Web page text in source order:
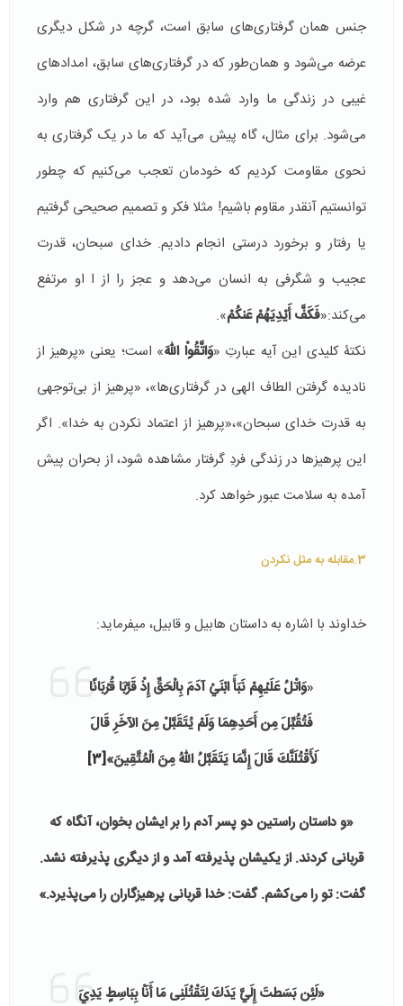
جنس همان گرفتاری‌های سابق است، گرچه در شکل دیگری
عرضه می‌شود و همان‌طور که در گرفتاری‌های سابق، امدادهای
غیبی در زندگی ما وارد شده بود، در این گرفتاری هم وارد
می‌شود. برای مثال، گاه پیش می‌­آید که ما در یک گرفتاری به
نحوی مقاومت کردیم که خودمان تعجب می‌کنیم که چطور
توانستیم آنقدر مقاوم باشیم! مثلا فکر و تصمیم صحیحی گرفتیم
یا رفتار و برخورد درستی انجام دادیم. خدای سبحان، قدرت
عجیب و شگرفی به انسان می‌دهد و عجز را از ا او مرتفع
می‌کند:«فَكَفَّ أَيْدِيَهُمْ عَنكُمْ».
نکتۀ کلیدی این آیه عبارتِ «وَاتَّقُواْ اللّهَ» است؛ یعنی «پرهیز از
نادیده‌ گرفتن الطاف الهی در گرفتاری‌ها»، «پرهیز از بی‌توجهی
به قدرت خدای سبحان»،«پرهیز از اعتماد نکردن به خدا». اگر
این پرهیزها در زندگی فردِ گرفتار مشاهده شود، از بحران پیش
آمده به سلامت عبور خواهد کرد.
3.مقابله به مثل نکردن
خداوند با اشاره به داستان هابیل و قابیل، می­فرماید:
«وَاتْلُ عَلَيْهِمْ نَبَأَ ابْنَيْ آدَمَ بِالْحَقِّ إِذْ قَرَّبَا قُرْبَانًا
فَتُقُبِّلَ مِن أَحَدِهِمَا وَلَمْ يُتَقَبَّلْ مِنَ الآخَرِ قَالَ
لَأَقْتُلَنَّكَ قَالَ إِنَّمَا يَتَقَبَّلُ اللّهُ مِنَ الْمُتَّقِينَ»[3]
«و داستان راستين دو پسر آدم را بر ايشان بخوان، آنگاه كه
قربانى كردند. از يكيشان پذيرفته آمد و از ديگرى پذيرفته نشد.
گفت: تو را مى‌كشم. گفت: خدا قربانى پرهيزگاران را مى‌پذيرد.»
«لَئِن بَسَطتَ إِلَيَّ يَدَكَ لِتَقْتُلَنِی مَا أَنَاْ بِبَاسِطٍ يَدِيَ